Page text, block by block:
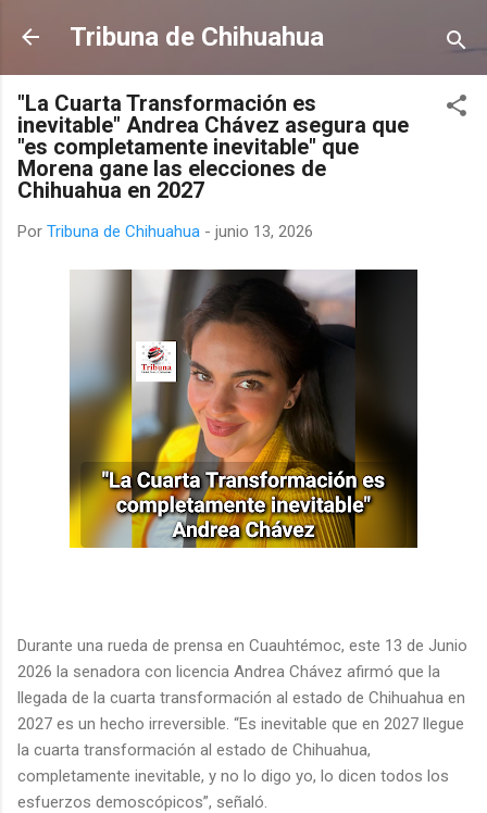
Ir al contenido principal
Tribuna de Chihuahua
"La Cuarta Transformación es
inevitable" Andrea Chávez asegura que
"es completamente inevitable" que
Morena gane las elecciones de
Chihuahua en 2027
Por Tribuna de Chihuahua - junio 13, 2026
Durante una rueda de prensa en Cuauhtémoc, este 13 de Junio
2026 la senadora con licencia Andrea Chávez afirmó que la
llegada de la cuarta transformación al estado de Chihuahua en
2027 es un hecho irreversible. “Es inevitable que en 2027 llegue
la cuarta transformación al estado de Chihuahua,
completamente inevitable, y no lo digo yo, lo dicen todos los
esfuerzos demoscópicos”, señaló.